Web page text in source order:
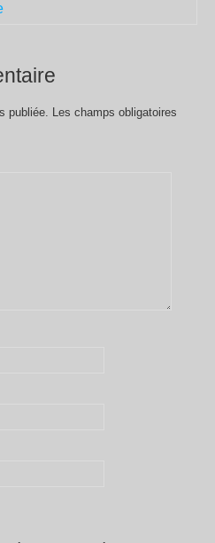
publiée. Les champs obligatoires